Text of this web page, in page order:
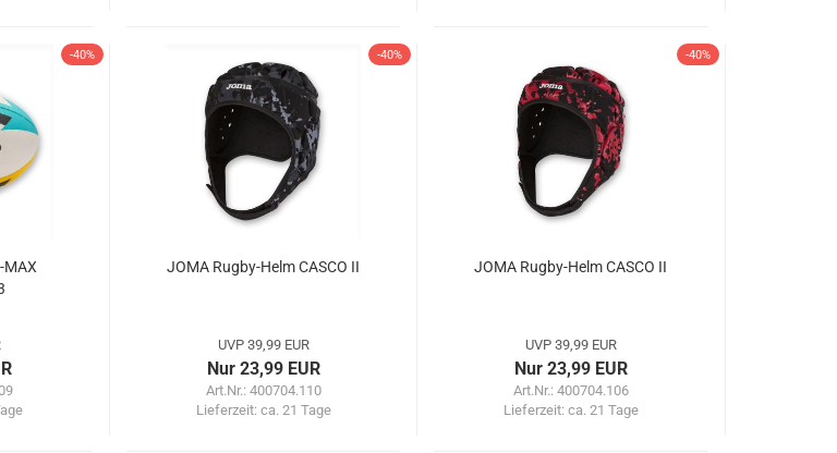
-40%
MAX
-40%
JOMA Rugby-Helm CASCO II
UVP 39,99 EUR
Nur 23,99 EUR
Art.Nr.: 400704.110
Lieferzeit: ca. 21 Tage
-40%
JOMA Rugby-Helm CASCO II
UVP 39,99 EUR
Nur 23,99 EUR
Art.Nr.: 400704.106
Lieferzeit:ca. 21 Tage